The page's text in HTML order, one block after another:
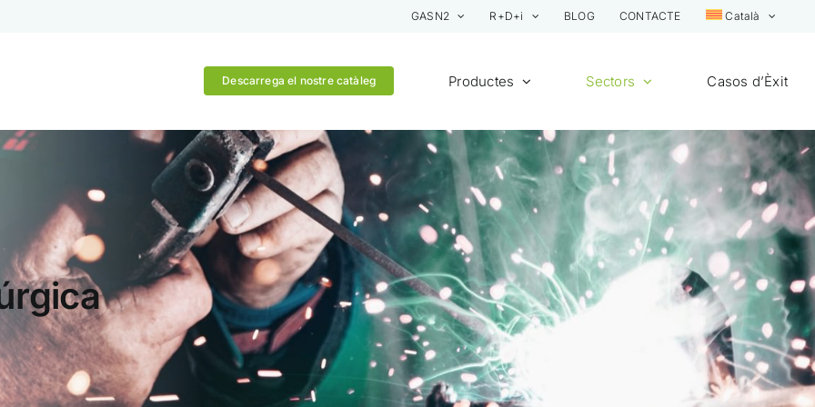
GASN2 R+D+i BLOG CONTACTE Català
Descarrega el nostre catàleg Productes Sectors Casos d’Èxit